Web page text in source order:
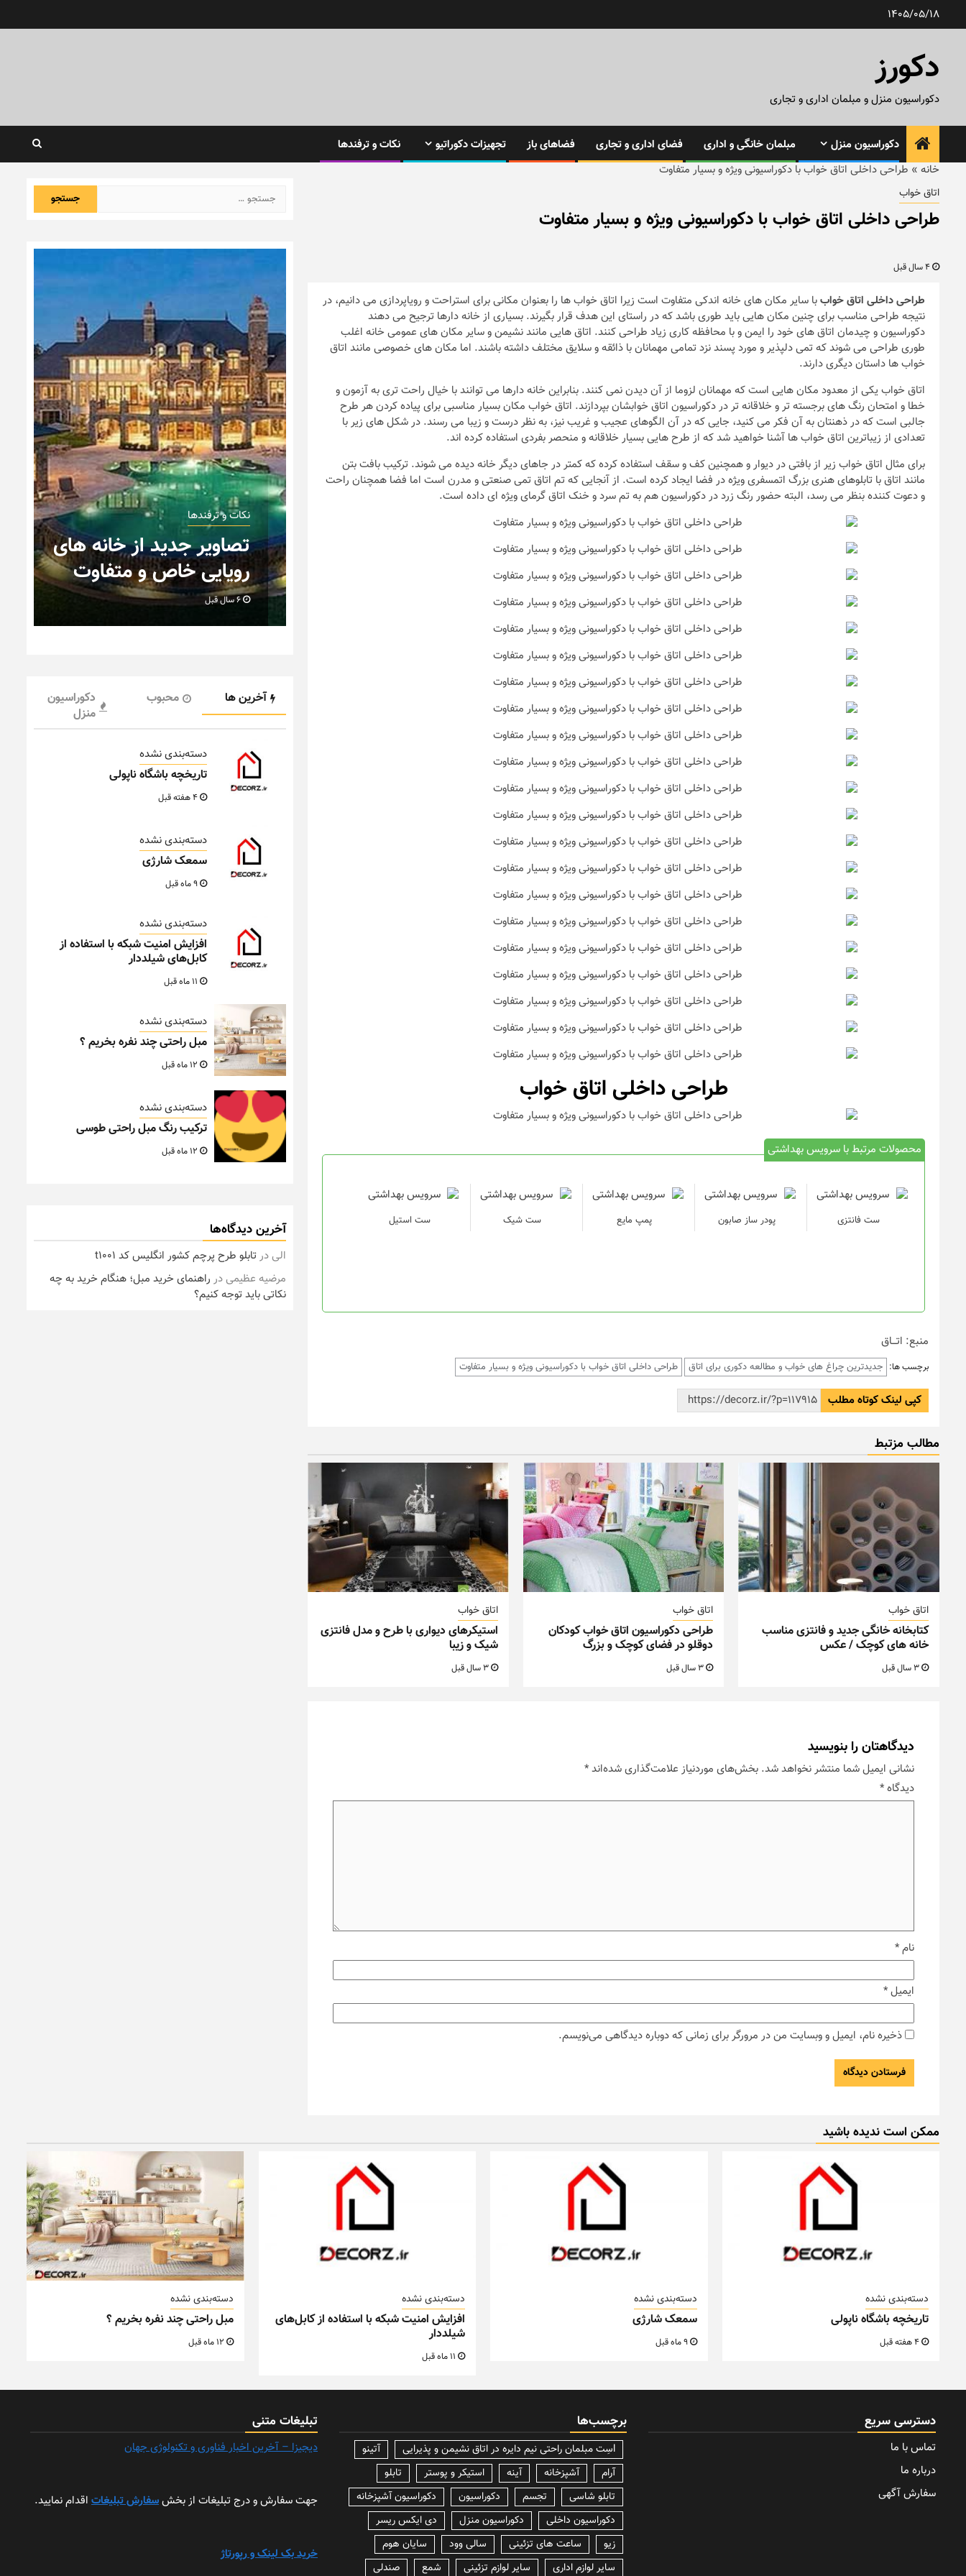
1405/05/18
دکورز
دکوراسیون منزل و مبلمان اداری و تجاری
دکوراسیون منزل مبلمان خانگی و اداری فضای اداری و تجاری فضاهای باز تجهیزات دکوراتیو
نکات و ترفندها
خانه » طراحی داخلی اتاق خواب با دکوراسیونی ویژه و بسیار متفاوت
اتاق خواب
طراحی داخلی اتاق خواب با دکوراسیونی ویژه و بسیار متفاوت
طراحی داخلی اتاق خواببا سایر مکان های خانه اندکی متفاوت است زیرا اتاق خواب ها را بعنوان مکانی برای استراحت و رویاپردازی می دانیم، در
نتیجه طراحی مناسب برای چنین مکان هایی باید طوری باشد که در راستای این هدف قرار بگیرند. بسیاری از خانه دارها ترجیح می دهند
دکوراسیون و چیدمان اتاق های خود را ایمن و با محافظه کاری زیاد طراحی کنند. اتاق هایی مانند نشیمن و سایر مکان های عمومی خانه اغلب
طوری طراحی می شوند که تمی دلپذیر و مورد پسند نزد تمامی مهمانان با ذائقه و سلایق مختلف داشته باشند. اما مکان های خصوصی مانند اتاق
خواب ها داستان دیگری دارند.
اتاق خواب یکی از معدود مکان هایی است که مهمانان لزوما از آن دیدن نمی کنند. بنابراین خانه دارها می توانند با خیال راحت تری به آزمون و
خطا و امتحان رنگ های برجسته تر و خلاقانه تر در دکوراسیون اتاق خوابشان بپردازند. اتاق خواب مکان بسیار مناسبی برای پیاده کردن هر طرح
جالبی است که در ذهنتان به آن فکر می کنید، جایی که در آن الگوهای عجیب و غریب نیز، به نظر درست و زیبا می رسند. در شکل های زیر با
تعدادی از زیباترین اتاق خواب ها آشنا خواهید شد که از طرح هایی بسیار خلاقانه و منحصر بفردی استفاده کرده اند.
برای مثال اتاق خواب زیر از بافتی در دیوار و همچنین کف و سقف استفاده کرده که کمتر در جاهای دیگر خانه دیده می شوند. ترکیب بافت بتن
مانند اتاق با تابلوهای هنری بزرگ اتمسفری ویژه در فضا ایجاد کرده است. از آنجایی که تم اتاق تمی صنعتی و مدرن است اما فضا همچنان راحت
و دعوت کننده بنظر می رسد، البته حضور رنگ زرد در دکوراسیون هم به تم سرد و خنک اتاق گرمای ویژه ای داده است.
طراحی داخلی اتاق خواب
محصولات مرتبط با سرویس بهداشتی
ست فانتزی پودر ساز صابون پمپ مایع ست شیک ست استیل
منبع: اتـــاق
برچسب ها: جدیدترین چراغ های خواب و مطالعه دکوری برای اتاق طراحی داخلی اتاق خواب با دکوراسیونی ویژه و بسیار متفاوت
کپی لینک کوتاه مطلب
مطالب مزتبط
اتاق خواب
کتابخانه خانگی جدید و فانتزی مناسب
خانه های کوچک / عکس
اتاق خواب
طراحی دکوراسیون اتاق خواب کودکان
دوقلو در فضای کوچک و بزرگ
3 سال قبل
اتاق خواب
استیکرهای دیواری با طرح و مدل فانتزی
شیک و زیبا
3 سال قبل
دیدگاهتان را بنویسید
نشانی ایمیل شما منتشر نخواهد شد. بخش‌های موردنیاز علامت‌گذاری شده‌اند*
دیدگاه*
نام*
ایمیل*
ذخیره نام، ایمیل و وبسایت من در مرورگر برای زمانی که دوباره دیدگاهی می‌نویسم.
جستجو
برای:
داخلی و
خانه (جدیدترین
نکات و ترفندها
چه رنگی برای اتاق کار
انتخاب کنیم؟
نکات و ترفندها
نکاتی که باید به هنگام
چیدمان خانه عروس بدانیم
+ تصویر
6 سال قبل
نکات و ترفندها
تصاویر جدید از خانه های
رویایی خاص و متفاوت
آخرین ها محبوب
دکوراسیون
منزل
دسته‌بندی نشده
تاریخچه باشگاه ناپولی
دسته‌بندی نشده
سمعک شارژی
دسته‌بندی نشده
افزایش امنیت شبکه با استفاده از
کابل‌های شیلددار
دسته‌بندی نشده
مبل راحتی چند نفره بخریم ؟
دسته‌بندی نشده
ترکیب رنگ مبل راحتی طوسی
آخرین دیدگاه‌ها
الیدرتابلو طرح پرچم کشور انگلیس کد t1001
مرضیه عظیمیدر راهنمای خرید مبل؛ هنگام خرید به چه
نکاتی باید توجه کنیم؟
ممکن است ندیده باشید
دسته‌بندی نشده
تاریخچه باشگاه ناپولی
دسته‌بندی نشده
سمعک شارژی
9 ماه قبل
دسته‌بندی نشده
افزایش امنیت شبکه با استفاده از کابل‌های
شیلددار
دسته‌بندی نشده
مبل راحتی چند نفره بخریم ؟
دسترسی سریع
تماس با ما
درباره ما
سفارش آگهی
برچسب‌ها
lسِت مبلمان راحتی نیم دایره در اتاق نشیمن و پذیرایی
آتینو
آرام
آشپزخانه آینه استیکر و پوستر
تابلو
تابلو شاسی
تجسم دکوراسیون
دکوراسیون آشپزخانه
دکوراسیون داخلی
دکوراسیون منزل
دی ایکس ریسر
زیو
ساعت های تزئینی سالی وود
سایان هوم
سایر لوازم اداری
سایر لوازم تزئینی شمع صندلی
تبلیغات متنی
دیجیزا – آخرین اخبار فناوری و تکنولوژی جهان
جهت سفارش و درج تبلیغات از بخشسفارش تبلیغات اقدام نمایید.
خرید بک لینک و رپورتاژ